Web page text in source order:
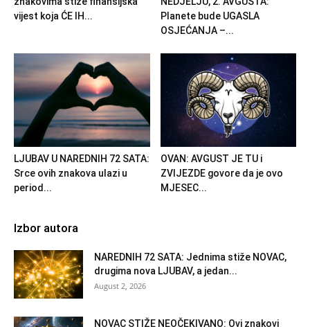
vijest koja ĆE IH...
Planete bude UGASLA
OSJEĆANJA –...
LJUBAV U NAREDNIH 72 SATA:
Srce ovih znakova ulazi u
period...
OVAN: AVGUST JE TU i
ZVIJEZDE govore da je ovo
MJESEC...
Izbor autora
NAREDNIH 72 SATA: Jednima stiže NOVAC,
drugima nova LJUBAV, a jedan...
August 2, 2026
NOVAC STIŽE NEOČEKIVANO: Ovi znakovi